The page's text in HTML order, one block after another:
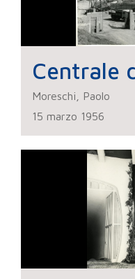
Centrale
Moreschi, Paolo
15 marzo 1956